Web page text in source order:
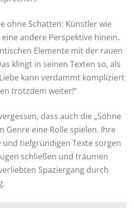
ohne Schatten: Künstler wie
andere Perspektive hinein.
Elemente mit der rauen
klingt in seinen Texten so, als
kann verdammt kompliziert
trotzdem weiter!“
dass auch die „Söhne
Genre eine Rolle spielen. Ihre
tiefgründigen Texte sorgen
schließen und träumen
Spaziergang durch